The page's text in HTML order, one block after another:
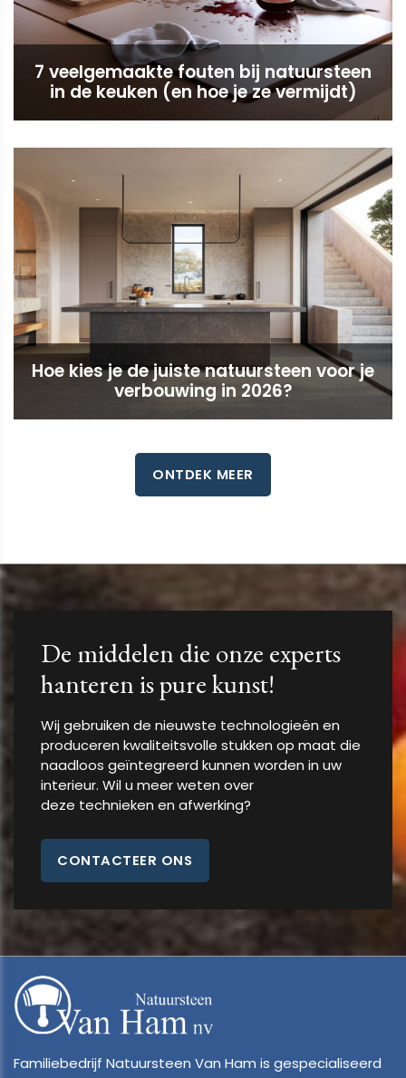
7 veelgemaakte fouten bij natuursteen
in de keuken (en hoe je ze vermijdt)
Hoe kies je de juiste natuursteen voor je
verbouwing in 2026?
ONTDEK MEER
De middelen die onze experts
hanteren is pure kunst!
Wij gebruiken de nieuwste technologieën en
produceren kwaliteitsvolle stukken op maat die
naadloos geïntegreerd kunnen worden in uw
interieur. Wil u meer weten over
deze technieken en afwerking?
CONTACTEER ONS
Familiebedrijf Natuursteen Van Ham is gespecialiseerd